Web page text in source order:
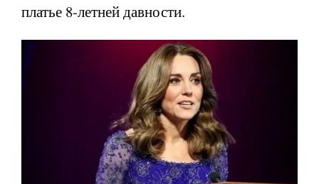
платье 8-летней давности.